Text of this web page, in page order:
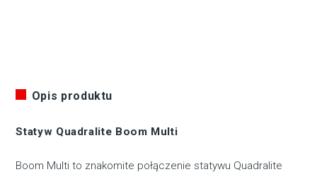
Opis produktu
Statyw Quadralite Boom Multi
Boom Multi to znakomite połączenie statywu Quadralite